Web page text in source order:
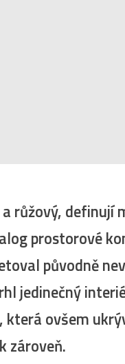
růžový, definují
prostorové
původně
jedinečný
ovšem
zároveň.